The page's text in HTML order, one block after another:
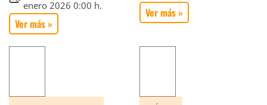
enero 2026 0:00 h.
Ver más »
Ver más »